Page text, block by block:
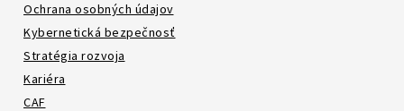
Ochrana osobných údajov
Kybernetická bezpečnosť
Stratégia rozvoja
Kariéra
CAF